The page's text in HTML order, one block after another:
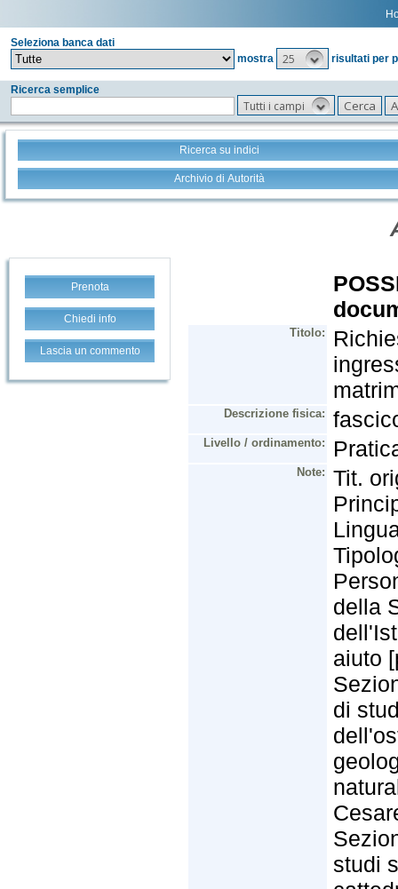
Seleziona banca dati
mostra
25 risultati per
Ricerca semplice
Tutti i campi
Ricerca su indici
Archivio di Autorità
Prenota
Chiedi info
Lascia un commento